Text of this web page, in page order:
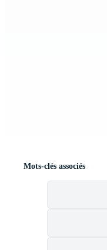
Mots-clés associés